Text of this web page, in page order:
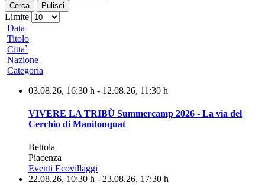
Cerca Pulisci
Limite
Data
Titolo
Citta`
Nazione
Categoria
03.08.26, 16:30 h - 12.08.26, 11:30 h
VIVERE LA TRIBÙ Summercamp 2026 - La via del
Cerchio di Manitonquat
Bettola
Piacenza
Eventi Ecovillaggi
22.08.26, 10:30 h - 23.08.26, 17:30 h